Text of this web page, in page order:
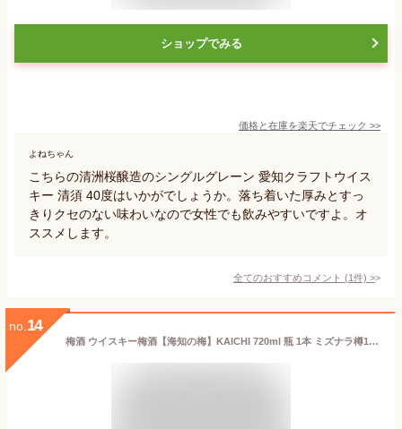
ショップでみる
価格と在庫を楽天でチェック >>
よねちゃん
こちらの清洲桜醸造のシングルグレーン 愛知クラフトウイス
キー 清須 40度はいかがでしょうか。落ち着いた厚みとすっ
きりクセのない味わいなので女性でも飲みやすいですよ。オ
ススメします。
全てのおすすめコメント (1件) >
no. 14
梅酒 ウイスキー梅酒【海知の梅】KAICHI 720ml 瓶 1本 ミズナラ樽15% 国内製造 リキュール 紀州南高梅 WWA金賞受賞ウイスキーブレンド 手土産 贈り物 内祝い 誕生日 母の日 父の日 敬老の日 新生活 引っ越し 新社会人 成人式 フレッシュスタート フレスタ 花見 ピクニック